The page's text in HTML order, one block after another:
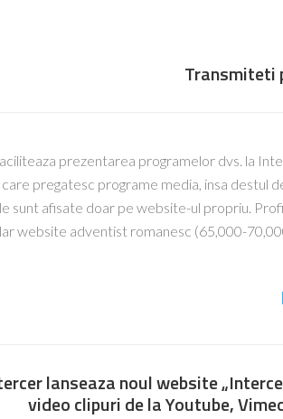
Transmiteti
prezentarea programelor dvs. la
pregatesc programe media, insa destul
sunt afisate doar pe website-ul propriu.
website adventist romanesc (65,000-
lanseaza noul website
video clipuri de la Youtube,